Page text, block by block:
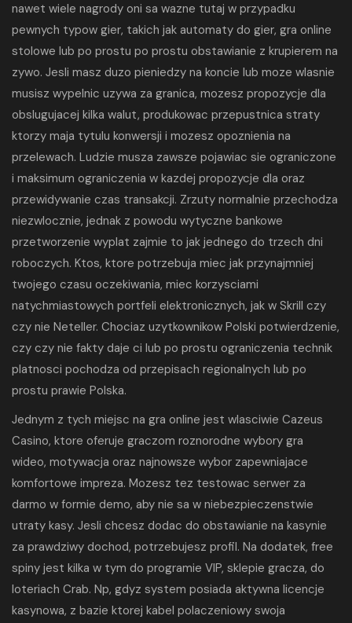
nawet wiele nagrody oni sa wazne tutaj w przypadku
pewnych typow gier, takich jak automaty do gier, gra online
stolowe lub po prostu po prostu obstawianie z krupierem na
zywo. Jesli masz duzo pieniedzy na koncie lub moze wlasnie
musisz wypelnic uzywa za granica, mozesz propozycje dla
obslugujacej kilka walut, produkowac przepustnica straty
ktorzy maja tytulu konwersji i mozesz opoznienia na
przelewach. Ludzie musza zawsze pojawiac sie ograniczone
i maksimum ograniczenia w kazdej propozycje dla oraz
przewidywanie czas transakcji. Zrzuty normalnie przechodza
niezwlocznie, jednak z powodu wytyczne bankowe
przetworzenie wyplat zajmie to jak jednego do trzech dni
roboczych. Ktos, ktore potrzebuja miec jak przynajmniej
twojego czasu oczekiwania, miec korzysciami
natychmiastowych portfeli elektronicznych, jak w Skrill czy
czy nie Neteller. Chociaz uzytkownikow Polski potwierdzenie,
czy czy nie fakty daje ci lub po prostu ograniczenia technik
platnosci pochodza od przepisach regionalnych lub po
prostu prawie Polska.
Jednym z tych miejsc na gra online jest wlasciwie Cazeus
Casino, ktore oferuje graczom roznorodne wybory gra
wideo, motywacja oraz najnowsze wybor zapewniajace
komfortowe impreza. Mozesz tez testowac serwer za
darmo w formie demo, aby nie sa w niebezpieczenstwie
utraty kasy. Jesli chcesz dodac do obstawianie na kasynie
za prawdziwy dochod, potrzebujesz profil. Na dodatek, free
spiny jest kilka w tym do programie VIP, sklepie gracza, do
loteriach Crab. Np, gdyz system posiada aktywna licencje
kasynowa, z bazie ktorej kabel polaczeniowy swoja